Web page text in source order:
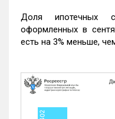
Доля ипотечных
оформленных в
есть на 3% меньше,